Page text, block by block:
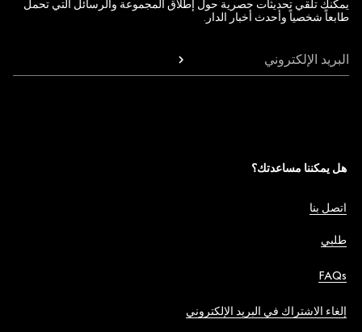
يمكنك تلقي تحديثات حصرية حول إطلاق المجموعة والرسائل التي تحمل
طابعاً شخصياً وأحدث أخبار الدار.
البريد الإلكتروني
هل يمكننا مساعدتك؟
اتصل بنا
طلبي
FAQs
إلغاء الاشتراك في البريد الإلكتروني